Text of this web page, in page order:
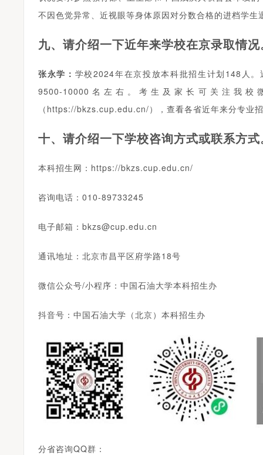
不因色觉异常、近视眼等身体原因对分数合格的进档学
九、请介绍一下近年来学校在京录取情
张永学： 学校2024年在京投放本科批招生计划148人
9500-10000名左右。考生及家长可关注我
（https://bkzs.cup.edu.cn/），查看各省近年来分专业
十、请介绍一下学校咨询方式或联系方
本科招生网：https://bkzs.cup.edu.cn/
咨询电话：010-89733245
电子邮箱：bkzs@cup.edu.cn
通讯地址：北京市昌平区府学路18号
微信公众号/小程序：中国石油大学本科招生办
抖音号：中国石油大学（北京）本科招生办
分省咨询QQ群：